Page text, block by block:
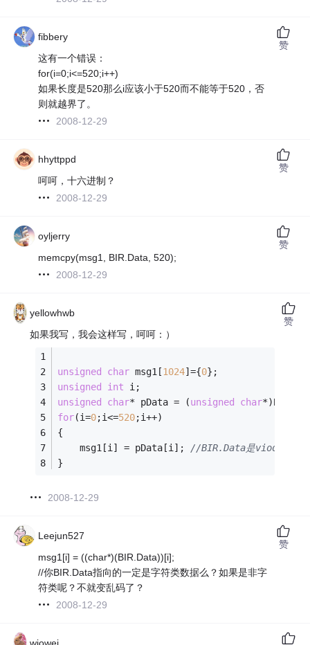
fibbery
这有一个错误：
for(i=0;i<=520;i++)
如果长度是520那么i应该小于520而不能等于520，否
则就越界了。
2008-12-29
赞
hhyttppd
呵呵，十六进制？
2008-12-29
赞
oyljerry
memcpy(msg1, BIR.Data, 520);
2008-12-29
赞
yellowhwb
如果我写，我会这样写，呵呵：）
unsigned char msg1[1024]={0};
unsigned
int i;
unsigned
char* pData = (unsigned char
for(i=0;i<=520;i++)
{
    msg1[i] = pData[i];
//BIR.Data是viod类型
}
2008-12-29
赞
Leejun527
msg1[i] = ((char*)(BIR.Data))[i];
//你BIR.Data指向的一定是字符类数据么？如果是非字
符类呢？不就变乱码了？
2008-12-29
赞
wiowei